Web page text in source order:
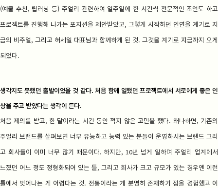
(예물 추천, 립러닝 등) 주얼리 관련하여 일주일에 한 시간씩 전문적인 조언도 하고
프로젝트를 진행해 나가는 포지션을 제안받았고, 그렇게 시작하던 인연을 계기로 지
금의 비주얼, 그리고 허세일 대표님과 함께하게 된 것. 그것을 계기로 지금까지 오게
되었다.
생각지도 못했던 출발이었을 것 같다. 처음 함께 일했던 프로젝트에서 서로에게 좋은 인
상을 주고 받았다는 생각이 든다.
처음 제의를 받고, 한 달이라는 시간 동안 적지 않은 고민을 했다. 왜나하면, 기존의
주얼리 브랜드를 살펴보면 너무 유능하고 능력 있는 분들이 운영하시는 브랜드 그리
고 회사들이 이미 너무 많기 때문이다. 하지만, 10년 넘게 일하며 주얼리 업계에서
느꼈던 어느 정도 정형화되어 있는 틀, 그리고 회사가 크고 규모가 있는 경우엔 이런
틀에서 벗어나는 게 어렵다는 것. 전통이라는 게 분명히 존재하기 점을 경험했고 이